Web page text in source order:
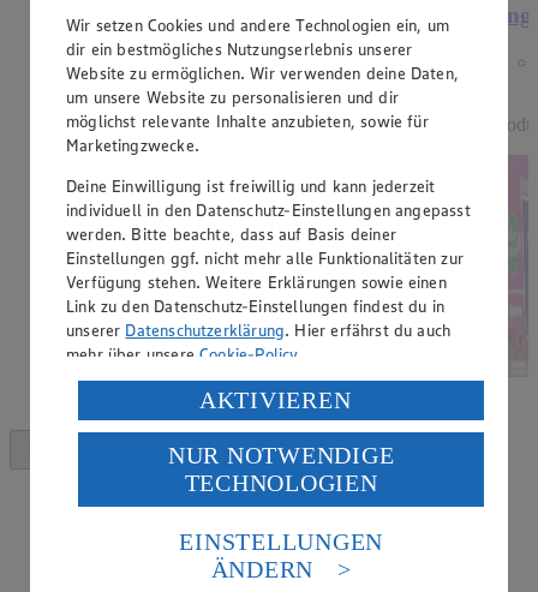
Angebot: 15 % Rabatt auf alle Dessert-
Artikel der Marke EDEKA
Genussmomente.
Tagespreis
Tagespreis
Je nach Verfügbarkeit des Marktes.
Wir setzen Cookies und andere Technologien ein, um
dir ein bestmögliches Nutzungserlebnis unserer
Website zu ermöglichen. Wir verwenden deine Daten,
um unsere Website zu personalisieren und dir
möglichst relevante Inhalte anzubieten, sowie für
Marketingzwecke.
Deine Einwilligung ist freiwillig und kann jederzeit
individuell in den Datenschutz-Einstellungen angepasst
werden. Bitte beachte, dass auf Basis deiner
Einstellungen ggf. nicht mehr alle Funktionalitäten zur
Verfügung stehen. Weitere Erklärungen sowie einen
Link zu den Datenschutz-Einstellungen findest du in
unserer Datenschutzerklärung. Hier erfährst du auch
mehr über unsereCookie-Policy.
Verarbeitung deiner personenbezogenen Daten in den
USA durch Facebook und YouTube:
Wenn du auf „Aktivieren“ klickst, willigst du im Sinne
des Art. 49 Abs. 1 Satz 1 lit. a) DSGVO ein, dass deine
Daten in den USA verarbeitet werden. Der EuGH sieht
die USA als Land mit einem nach europäischen
Standards nicht angemessenen Datenschutzniveau an.
Es besteht das Risiko eines Zugriffs durch US-
AKTIVIEREN
NUR NOTWENDIGE
TECHNOLOGIEN
EINSTELLUNGEN
ÄNDERN